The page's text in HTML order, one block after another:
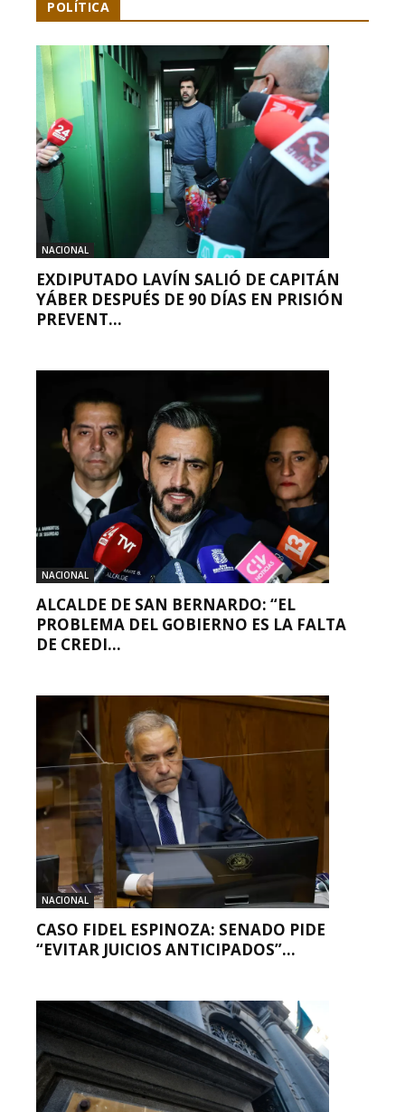
POLÍTICA
NACIONAL
EXDIPUTADO LAVÍN SALIÓ DE CAPITÁN
YÁBER DESPUÉS DE 90 DÍAS EN PRISIÓN
PREVENT...
NACIONAL
ALCALDE DE SAN BERNARDO: “EL
PROBLEMA DEL GOBIERNO ES LA FALTA
DE CREDI...
NACIONAL
CASO FIDEL ESPINOZA: SENADO PIDE
“EVITAR JUICIOS ANTICIPADOS”...